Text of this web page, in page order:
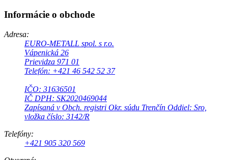
Informácie o obchode
Adresa:
EURO-METALL spol. s r.o.
Vápenická 26
Prievidza 971 01
Telefón: +421 46 542 52 37
IČO: 31636501
IČ DPH: SK2020469044
Zapísaná v Obch. registri Okr. súdu Trenčín Oddiel: Sro,
vložka číslo: 3142/R
Telefóny:
+421 905 320 569